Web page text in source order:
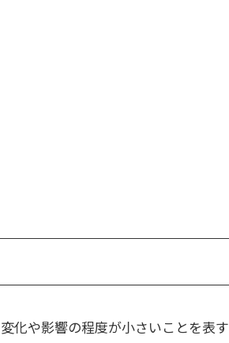
化や影響の程度が小さいことを表す